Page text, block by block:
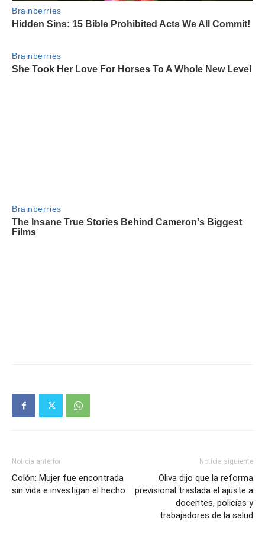
Noticia anterior
Colón: Mujer fue encontrada
sin vida e investigan el hecho
Noticia siguiente
Oliva dijo que la reforma
previsional traslada el ajuste a
docentes, policías y
trabajadores de la salud